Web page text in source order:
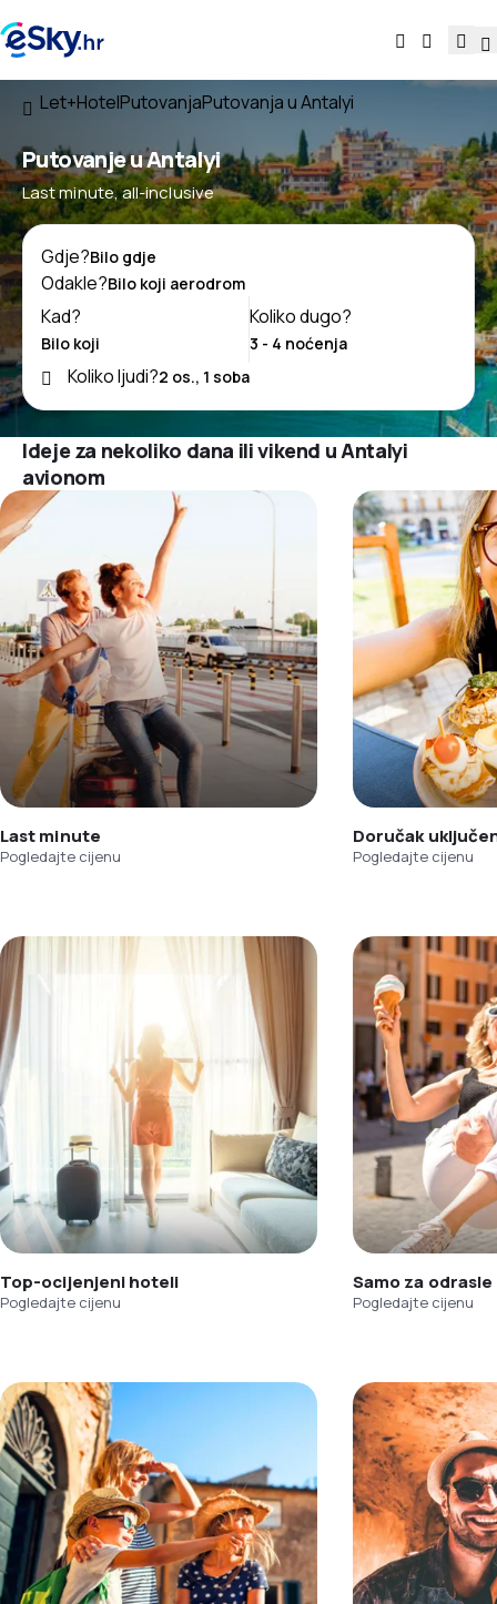
Let+HotelPutovanjaPutovanja u Antalyi
Putovanje u Antalyi
Last minute, all-inclusive
Gdje?
Odakle?
Kad?
Koliko dugo?
Koliko ljudi?
Ideje za nekoliko dana ili vikend u Antalyi
avionom
Last minute
Pogledajte cijenu
Doručak
Pogledajte cijenu
Top-ocijenjeni hoteli
Pogledajte cijenu
Samo za odrasle
Pogledajte cijenu